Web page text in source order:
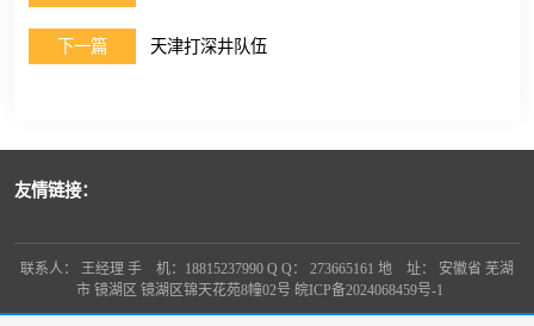
下一篇 天津打深井队伍
友情链接：
联系人： 王经理 手 机：18815237990 Q Q： 273665161 地 址： 安徽省 芜湖
市 镜湖区 镜湖区锦天花苑8幢02号 皖ICP备2024068459号-1